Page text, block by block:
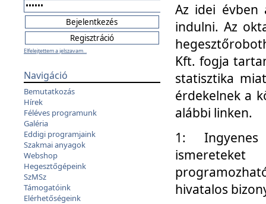
Elfelejtettem a jelszavam...
Navigáció
Bemutatkozás
Hírek
Féléves programunk
Galéria
Eddigi programjaink
Szakmai anyagok
Webshop
Hegesztőgépeink
SzMSz
Támogatóink
Elérhetőségeink
Az idei évben
indulni. Az
Kft. fogja
statisztika
érdekelnek a
alábbi linken.
1: Ingyenes
hivatalos